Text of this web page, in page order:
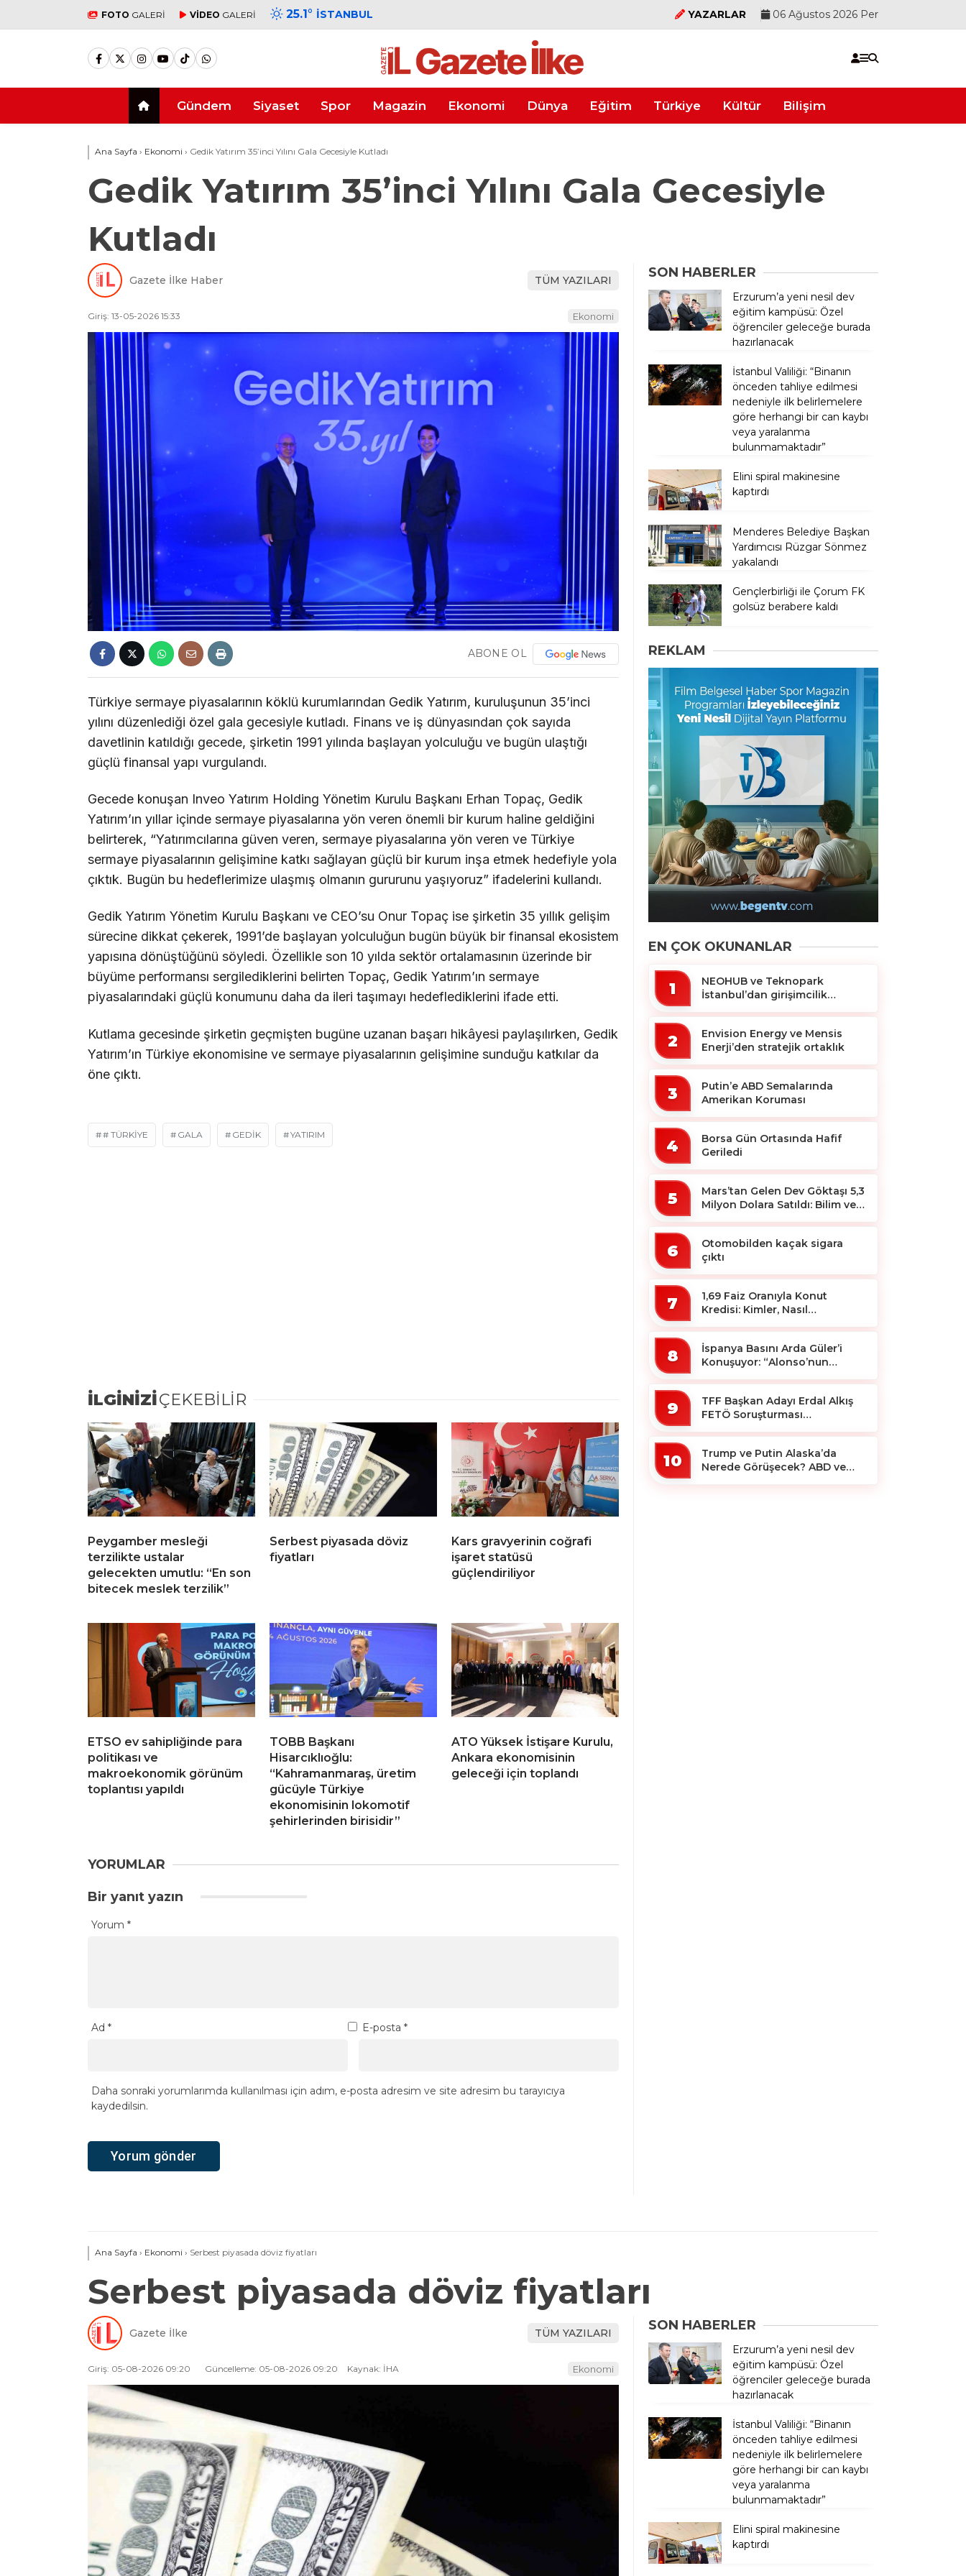
FOTO GALERİ VİDEO GALERİ 25.1° İSTANBUL YAZARLAR 06 Ağustos 2026 Per
Gündem Siyaset Spor Magazin Ekonomi Dünya Eğitim Türkiye Kültür Bilişim
Ana Sayfa › Ekonomi › Gedik Yatırım 35’inci Yılını Gala Gecesiyle Kutladı
Gedik Yatırım 35’inci Yılını Gala Gecesiyle
Kutladı
Gazete İlke Haber TÜM YAZILARI
Giriş: 13-05-2026 15:33 Ekonomi
ABONE OL
Türkiye sermaye piyasalarının köklü kurumlarından Gedik Yatırım, kuruluşunun 35’inci
yılını düzenlediği özel gala gecesiyle kutladı. Finans ve iş dünyasından çok sayıda
davetlinin katıldığı gecede, şirketin 1991 yılında başlayan yolculuğu ve bugün ulaştığı
güçlü finansal yapı vurgulandı.
Gecede konuşan Inveo Yatırım Holding Yönetim Kurulu Başkanı Erhan Topaç, Gedik
Yatırım’ın yıllar içinde sermaye piyasalarına yön veren önemli bir kurum haline geldiğini
belirterek, “Yatırımcılarına güven veren, sermaye piyasalarına yön veren ve Türkiye
sermaye piyasalarının gelişimine katkı sağlayan güçlü bir kurum inşa etmek hedefiyle yola
çıktık. Bugün bu hedeflerimize ulaşmış olmanın gururunu yaşıyoruz” ifadelerini kullandı.
Gedik Yatırım Yönetim Kurulu Başkanı ve CEO’su Onur Topaç ise şirketin 35 yıllık gelişim
sürecine dikkat çekerek, 1991’de başlayan yolculuğun bugün büyük bir finansal ekosistem
yapısına dönüştüğünü söyledi. Özellikle son 10 yılda sektör ortalamasının üzerinde bir
büyüme performansı sergilediklerini belirten Topaç, Gedik Yatırım’ın sermaye
piyasalarındaki güçlü konumunu daha da ileri taşımayı hedeflediklerini ifade etti.
Kutlama gecesinde şirketin geçmişten bugüne uzanan başarı hikâyesi paylaşılırken, Gedik
Yatırım’ın Türkiye ekonomisine ve sermaye piyasalarının gelişimine sunduğu katkılar da
öne çıktı.
# TÜRKIYE GALA GEDİK YATIRIM
İLGİNİZİÇEKEBİLİR
Peygamber mesleği
terzilikte ustalar
gelecekten umutlu: “En son
bitecek meslek terzilik”
Serbest piyasada döviz
fiyatları
Kars gravyerinin coğrafi
işaret statüsü
güçlendiriliyor
ETSO ev sahipliğinde para
politikası ve
makroekonomik görünüm
toplantısı yapıldı
TOBB Başkanı
Hisarcıklıoğlu:
“Kahramanmaraş, üretim
gücüyle Türkiye
ekonomisinin lokomotif
şehirlerinden birisidir”
ATO Yüksek İstişare Kurulu,
Ankara ekonomisinin
geleceği için toplandı
YORUMLAR
Bir yanıt yazın
Yorum *
Ad * E-posta *
Daha sonraki yorumlarımda kullanılması için adım, e-posta adresim ve site adresim bu tarayıcıya
kaydedilsin.
SON HABERLER
Erzurum’a yeni nesil dev
eğitim kampüsü: Özel
öğrenciler geleceğe burada
hazırlanacak
İstanbul Valiliği: “Binanın
önceden tahliye edilmesi
nedeniyle ilk belirlemelere
göre herhangi bir can kaybı
veya yaralanma
bulunmamaktadır”
Elini spiral makinesine
kaptırdı
Menderes Belediye Başkan
Yardımcısı Rüzgar Sönmez
yakalandı
Gençlerbirliği ile Çorum FK
golsüz berabere kaldı
REKLAM
EN ÇOK OKUNANLAR
1
NEOHUB ve Teknopark
İstanbul’dan girişimcilik
2
Envision Energy ve Mensis
Enerji’den stratejik ortaklık
3
Putin’e ABD Semalarında
Amerikan Koruması
4
Borsa Gün Ortasında Hafif
Geriledi
5
Mars’tan Gelen Dev Göktaşı 5,3
Milyon Dolara Satıldı: Bilim ve
6
Otomobilden kaçak sigara
çıktı
7
1,69 Faiz Oranıyla Konut
Kredisi: Kimler, Nasıl
8
İspanya Basını Arda Güler’i
Konuşuyor: “Alonso’nun
9
TFF Başkan Adayı Erdal Alkış
FETÖ Soruşturması
10
Trump ve Putin Alaska’da
Nerede Görüşecek? ABD ve
Ana Sayfa › Ekonomi › Serbest piyasada döviz fiyatları
Serbest piyasada döviz fiyatları
Gazete İlke TÜM YAZILARI
Giriş: 05-08-2026 09:20 Güncelleme: 05-08-2026 09:20 Kaynak: İHA Ekonomi
SON HABERLER
Erzurum’a yeni nesil dev
eğitim kampüsü: Özel
öğrenciler geleceğe burada
hazırlanacak
İstanbul Valiliği: “Binanın
önceden tahliye edilmesi
nedeniyle ilk belirlemelere
göre herhangi bir can kaybı
veya yaralanma
bulunmamaktadır”
Elini spiral makinesine
kaptırdı